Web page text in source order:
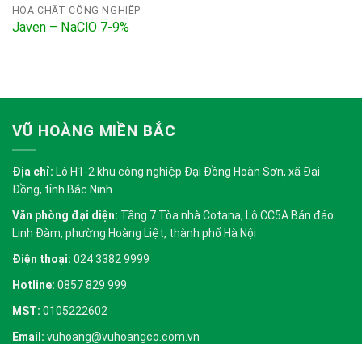
HÓA CHẤT CÔNG NGHIỆP
Javen – NaClO 7-9%
VŨ HOÀNG MIỀN BẮC
Địa chỉ: Lô H1-2 khu công nghiệp Đại Đồng Hoàn Sơn, xã Đại
Đồng, tỉnh Bắc Ninh
Văn phòng đại diện: Tầng 7 Tòa nhà Cotana, Lô CC5A Bán đảo
Linh Đàm, phường Hoàng Liệt, thành phố Hà Nội
Điện thoại: 024 3382 9999
Hotline: 0857 829 999
MST: 0105222602
Email: vuhoang@vuhoangco.com.vn